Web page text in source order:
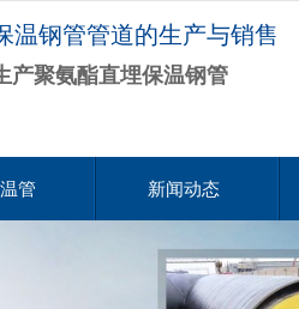
温钢管管道的生产与销售
产聚氨酯直埋保温钢管
管 新闻动态